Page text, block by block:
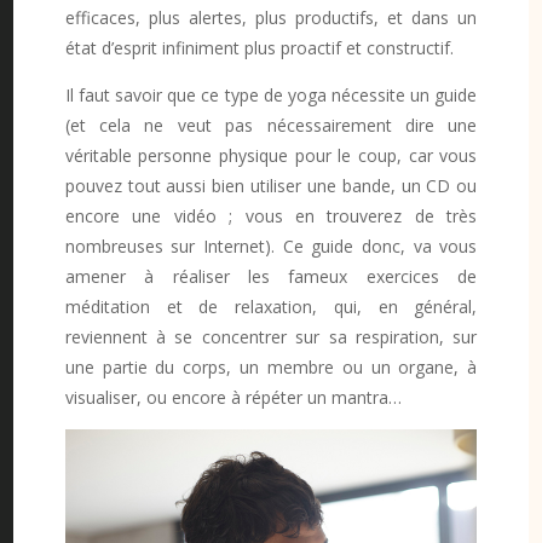
efficaces, plus alertes, plus productifs, et dans un
état d’esprit infiniment plus proactif et constructif.
Il faut savoir que ce type de yoga nécessite un guide
(et cela ne veut pas nécessairement dire une
véritable personne physique pour le coup, car vous
pouvez tout aussi bien utiliser une bande, un CD ou
encore une vidéo ; vous en trouverez de très
nombreuses sur Internet). Ce guide donc, va vous
amener à réaliser les fameux exercices de
méditation et de relaxation, qui, en général,
reviennent à se concentrer sur sa respiration, sur
une partie du corps, un membre ou un organe, à
visualiser, ou encore à répéter un mantra…